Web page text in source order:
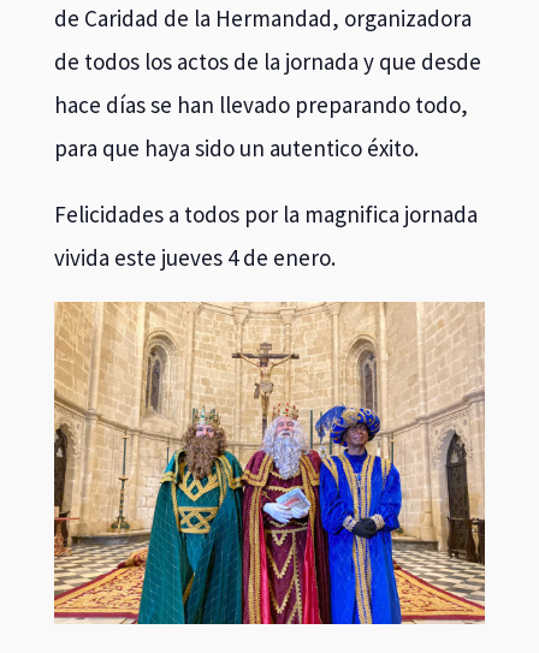
de Caridad de la Hermandad, organizadora
de todos los actos de la jornada y que desde
hace días se han llevado preparando todo,
para que haya sido un autentico éxito.
Felicidades a todos por la magnifica jornada
vivida este jueves 4 de enero.